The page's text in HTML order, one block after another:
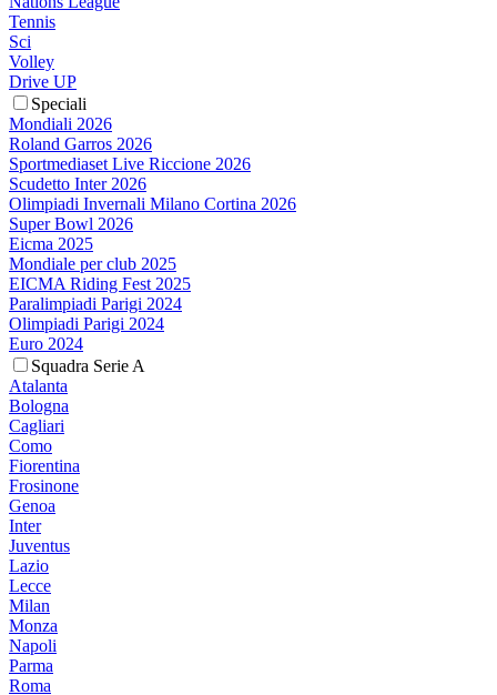
Tennis
Sci
Volley
Drive UP
Speciali
Mondiali 2026
Roland Garros 2026
Sportmediaset Live Riccione 2026
Scudetto Inter 2026
Olimpiadi Invernali Milano Cortina 2026
Super Bowl 2026
Eicma 2025
Mondiale per club 2025
EICMA Riding Fest 2025
Paralimpiadi Parigi 2024
Olimpiadi Parigi 2024
Euro 2024
Squadra Serie A
Atalanta
Bologna
Cagliari
Como
Fiorentina
Frosinone
Genoa
Inter
Juventus
Lazio
Lecce
Milan
Monza
Napoli
Parma
Roma